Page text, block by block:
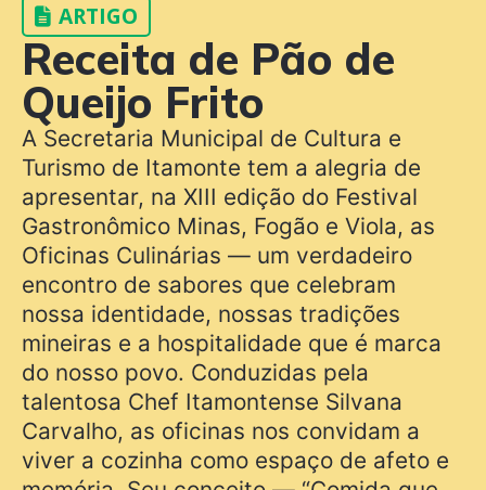
ARTIGO
Receita de Pão de
Queijo Frito
A Secretaria Municipal de Cultura e
Turismo de Itamonte tem a alegria de
apresentar, na XIII edição do Festival
Gastronômico Minas, Fogão e Viola, as
Oficinas Culinárias — um verdadeiro
encontro de sabores que celebram
nossa identidade, nossas tradições
mineiras e a hospitalidade que é marca
do nosso povo. Conduzidas pela
talentosa Chef Itamontense Silvana
Carvalho, as oficinas nos convidam a
viver a cozinha como espaço de afeto e